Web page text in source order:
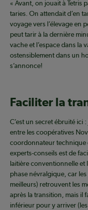
« Avant, on jouait à Tetris
taries. On attendait d’en
voyage vers l’élevage en
peut tarir à la dernière
vache et l’espace dans la
ostensiblement dans un
s’annonce!
Faciliter la
C’est un secret ébruité ici
entre les coopératives
coordonnateur technique
experts-conseils est de
laitière conventionnelle et
phase névralgique, car
meilleurs) retrouvent les
après la transition, mais il
inférieur pour y arriver